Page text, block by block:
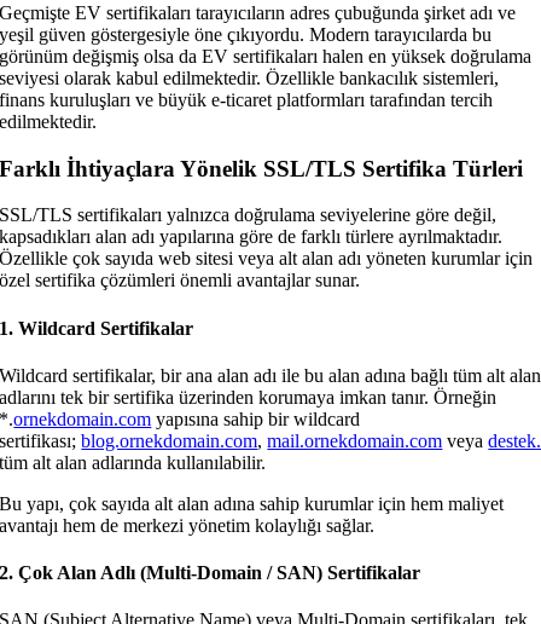
Geçmişte EV sertifikaları tarayıcıların adres çubuğunda şirket adı ve
yeşil güven göstergesiyle öne çıkıyordu. Modern tarayıcılarda bu
görünüm değişmiş olsa da EV sertifikaları halen en yüksek doğrulama
seviyesi olarak kabul edilmektedir. Özellikle bankacılık sistemleri,
finans kuruluşları ve büyük e-ticaret platformları tarafından tercih
edilmektedir.
Farklı İhtiyaçlara Yönelik SSL/TLS Sertifika Türleri
SSL/TLS sertifikaları yalnızca doğrulama seviyelerine göre değil,
kapsadıkları alan adı yapılarına göre de farklı türlere ayrılmaktadır.
Özellikle çok sayıda web sitesi veya alt alan adı yöneten kurumlar için
özel sertifika çözümleri önemli avantajlar sunar.
1. Wildcard Sertifikalar
Wildcard sertifikalar, bir ana alan adı ile bu alan adına bağlı tüm alt alan
adlarını tek bir sertifika üzerinden korumaya imkan tanır. Örneğin
*.ornekdomain.com yapısına sahip bir wildcard
sertifikası;blog.ornekdomain.com,mail.ornekdomain.com veya
tüm alt alan adlarında kullanılabilir.
Bu yapı, çok sayıda alt alan adına sahip kurumlar için hem maliyet
avantajı hem de merkezi yönetim kolaylığı sağlar.
2. Çok Alan Adlı (Multi-Domain / SAN) Sertifikalar